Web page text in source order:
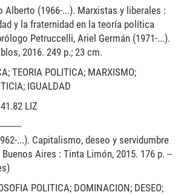
Alberto (1966-...). Marxistas y liberales :
y la fraternidad en la teoría política
Petruccelli, Ariel Germán (1971-...).
2016. 249 p.; 23 cm.
TEORIA POLITICA; MARXISMO;
IGUALDAD
LIZ
...). Capitalismo, deseo y servidumbre
Aires : Tinta Limón, 2015. 176 p. --
POLITICA; DOMINACION; DESEO;